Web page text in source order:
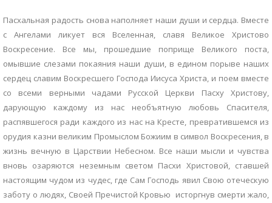
Пасхальная радость снова наполняет наши души и сердца. Вместе
с Ангелами ликует вся Вселенная, славя Великое Христово
Воскресение. Все мы, прошедшие поприще Великого поста,
омывшие слезами покаяния наши души, в едином порыве наших
сердец славим Воскресшего Господа Иисуса Христа, и поем вместе
со всеми верными чадами Русской Церкви Пасху Христову,
дарующую каждому из нас необъятную любовь Спасителя,
распявшегося ради каждого из нас на Кресте, превратившемся из
орудия казни великим Промыслом Божиим в символ Воскресения, в
жизнь вечную в Царствии Небесном. Все наши мысли и чувства
вновь озаряются неземным светом Пасхи Христовой, ставшей
настоящим чудом из чудес, где Сам Господь явил Свою отеческую
заботу о людях, Своей Пречистой Кровью исторгнув смерти жало,